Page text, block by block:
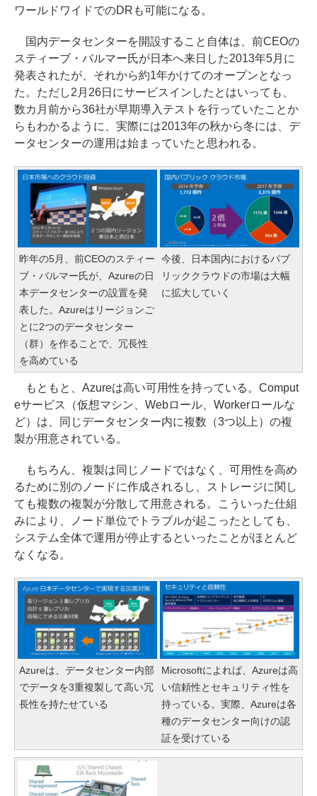
ワールドワイドでのDRも可能になる。
国内データセンターを開設すること自体は、前CEOの
スティーブ・バルマー氏が日本へ来日した2013年5月に
発表されたが、それから約1年かけてのオープンとなっ
た。ただし2月26日にサービスインしたとはいっても、
数カ月前から36社が早期導入テストを行っていたことか
らもわかるように、実際には2013年の秋から冬には、デ
ータセンターの運用は始まっていたと思われる。
昨年の5月、前CEOのスティー
ブ・バルマー氏が、Azureの日
本データセンターの設置を発
表した。Azureはリージョンご
とに2つのデータセンター
（群）を作ることで、冗長性
を高めている
今後、日本国内におけるパブ
リッククラウドの市場は大幅
に拡大していく
もともと、Azureは高い可用性を持っている。Comput
eサービス（仮想マシン、Webロール、Workerロールな
ど）は、同じデータセンター内に複数（3つ以上）の複
製が用意されている。
もちろん、複製は同じノードではなく、可用性を高め
るために別のノードに作成されるし、ストレージに関し
ても複数の複製が分散して用意される。こういった仕組
みにより、ノード単位でトラブルが起こったとしても、
システム全体で運用が停止するといったことがほとんど
なくなる。
Azureは、データセンター内部
でデータを3重複製して高い冗
長性を持たせている
Microsoftによれば、Azureは高
い信頼性とセキュリティ性を
持っている。実際、Azureは各
種のデータセンター向けの認
証を受けている